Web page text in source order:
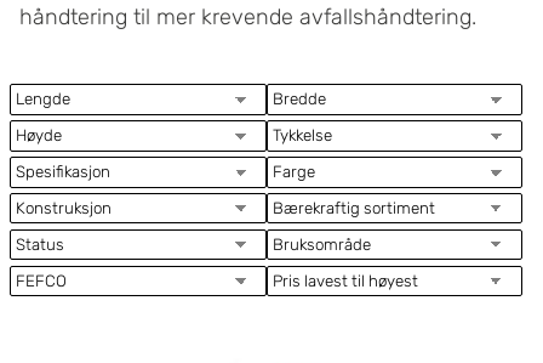
håndtering til mer krevende avfallshåndtering.